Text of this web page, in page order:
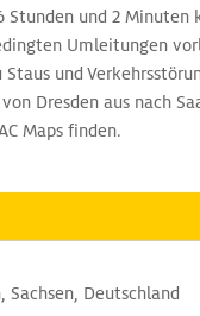
Stunden und 2 Minuten
Umleitungen
und
Dresden aus nach
Maps finden.
Sachsen, Deutschland